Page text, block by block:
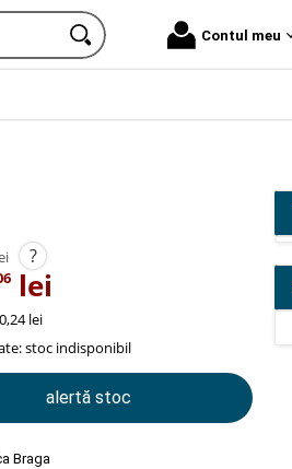
Contul meu
?
lei
lei
stoc indisponibil
alertă stoc
Braga